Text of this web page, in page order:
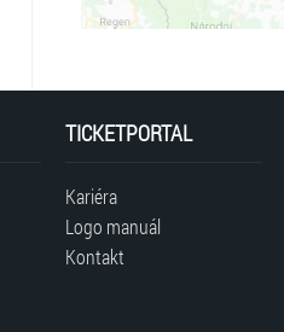
TICKETPORTAL
Kariéra
Logo manuál
Kontakt